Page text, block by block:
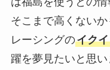
そこまで高くない
レーシングのイク
躍を夢見たいと思